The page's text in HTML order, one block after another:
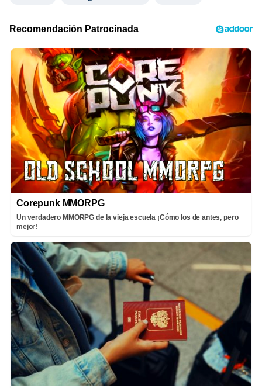
Corepunk MMORPG
Un verdadero MMORPG de la vieja escuela ¡Cómo los de antes, pero
mejor!